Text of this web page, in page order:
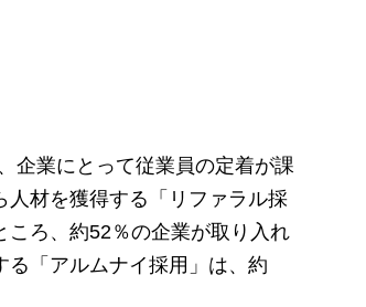
企業にとって従業員の定着が課
人材を獲得する「リファラル採
ころ、約52％の企業が取り入れ
「アルムナイ採用」は、約